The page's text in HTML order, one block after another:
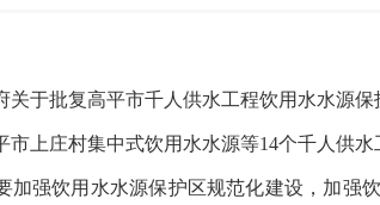
关于批复高平市千人供水工程饮用水水源
市上庄村集中式饮用水水源等14个千人供水
加强饮用水水源保护区规范化建设，加强